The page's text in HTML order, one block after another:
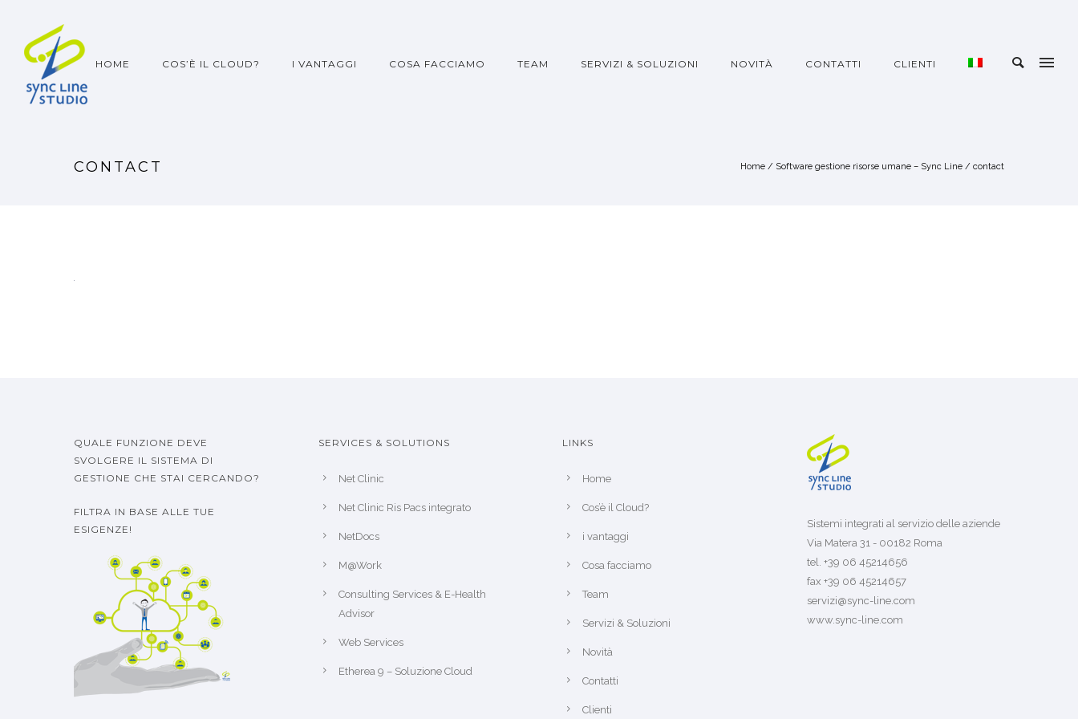
HOME COS’È IL CLOUD? I VANTAGGI COSA FACCIAMO TEAM SERVIZI & SOLUZIONI NOVITÀ CONTATTI CLIENTI
CONTACT Home / Software gestione risorse umane – Sync Line / contact
QUALE FUNZIONE DEVE
SVOLGERE IL SISTEMA DI
GESTIONE CHE STAI CERCANDO?
FILTRA IN BASE ALLE TUE
ESIGENZE!
SERVICES & SOLUTIONS
Net Clinic
Net Clinic Ris Pacs integrato
NetDocs
M@Work
Consulting Services & E-Health
Advisor
Web Services
Etherea 9 – Soluzione Cloud
LINKS
Home
Cos’è il Cloud?
i vantaggi
Cosa facciamo
Team
Servizi & Soluzioni
Novità
Contatti
Clienti
Sistemi integrati al servizio delle aziende
Via Matera 31 - 00182 Roma
tel. +39 06 45214656
fax +39 06 45214657
servizi@sync-line.com
www.sync-line.com